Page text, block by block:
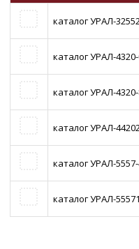
каталог УРАЛ-
каталог УРАЛ-
каталог УРАЛ-
каталог УРАЛ-
каталог УРАЛ-
каталог УРАЛ-